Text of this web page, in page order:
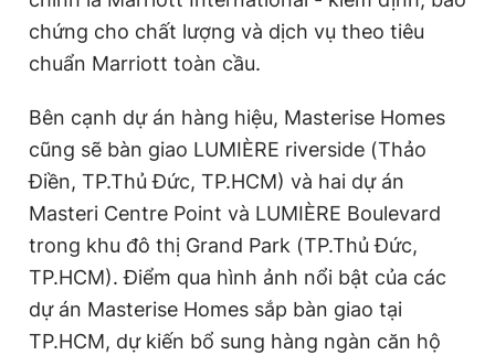
chứng cho chất lượng và dịch vụ theo tiêu
chuẩn Marriott toàn cầu.
Bên cạnh dự án hàng hiệu, Masterise Homes
cũng sẽ bàn giao LUMIÈRE riverside (Thảo
Điền, TP.Thủ Đức, TP.HCM) và hai dự án
Masteri Centre Point và LUMIÈRE Boulevard
trong khu đô thị Grand Park (TP.Thủ Đức,
TP.HCM). Điểm qua hình ảnh nổi bật của các
dự án Masterise Homes sắp bàn giao tại
TP.HCM, dự kiến bổ sung hàng ngàn căn hộ